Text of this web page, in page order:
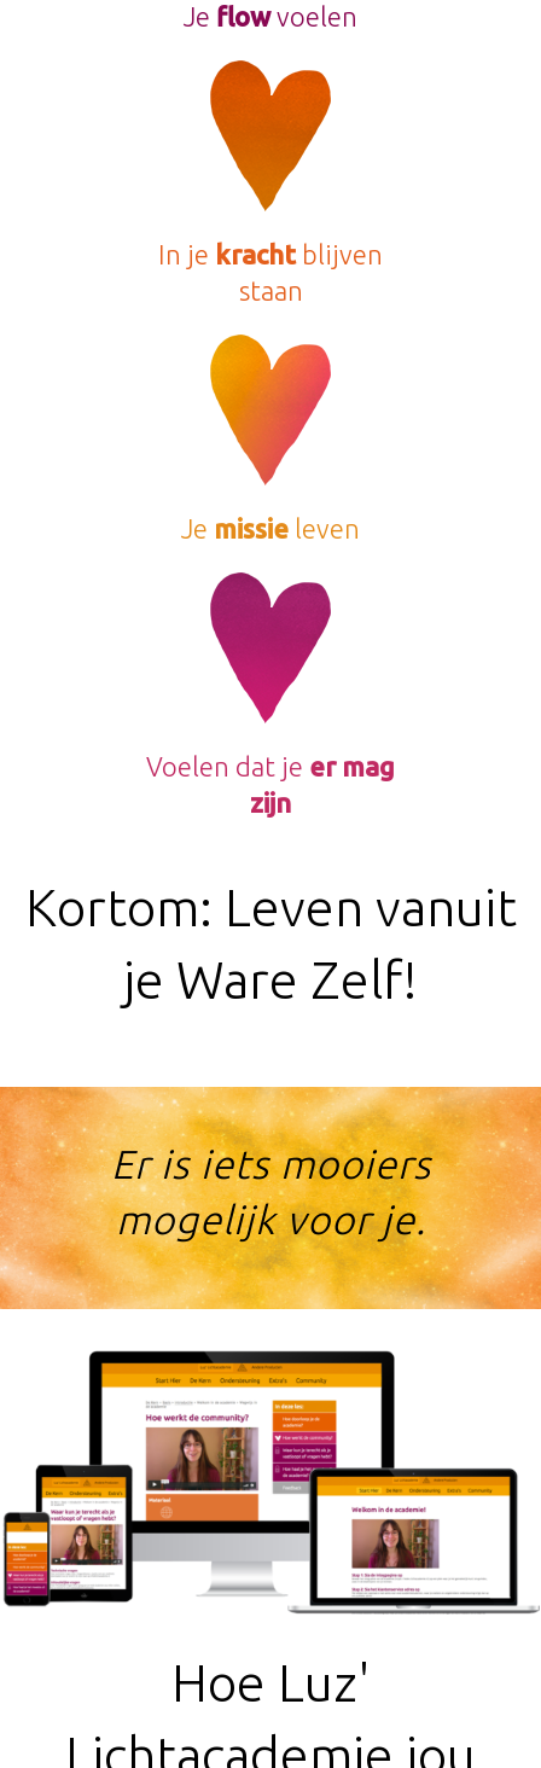
Je flowvoelen
In je krachtblijven
staan
​Je ​missie leven
Voelen dat je er mag
zijn
​Kortom: Leven vanuit
je Ware Zelf!
​Er is iets mooiers
mogelijk voor je.
Hoe Luz'
Lichtacademie jou